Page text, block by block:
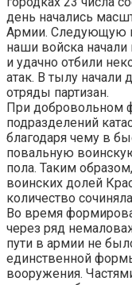
день начались
Армии. Следующую
наши войска начали
и удачно отбили
атак. В тылу начали
отряды партизан.
При добровольном
подразделений
благодаря чему в
повальную
пола. Таким
воинских долей
количество
Во время
через ряд
пути в армии не
единственной
вооружения.